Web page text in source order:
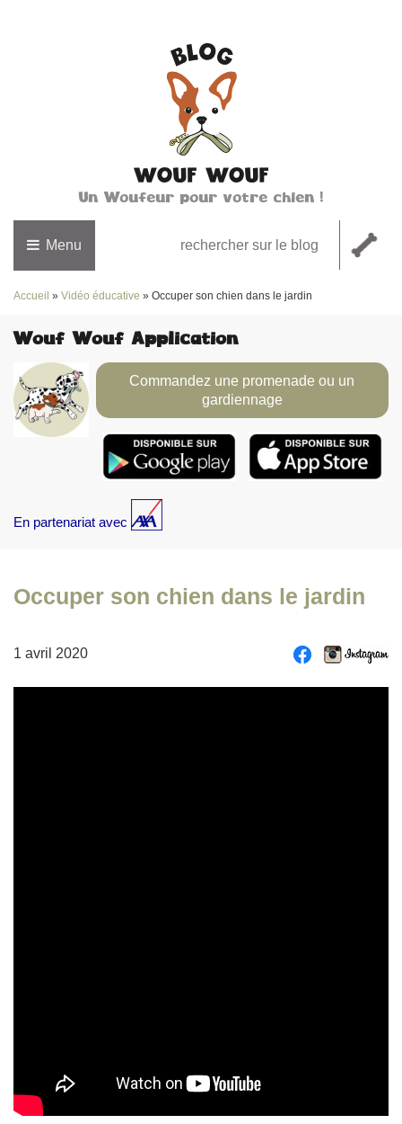
Un Woufeur pour votre chien !
Menu
Accueil » Vidéo éducative » Occuper son chien dans le jardin
Wouf Wouf Application
Commandez une promenade ou un
gardiennage
En partenariat avec
Occuper son chien dans le jardin
1 avril 2020